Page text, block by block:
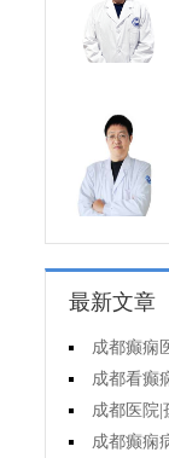
最新文章
成都癫痫
痫的医院有
成都看癫
度公布」孩
祟!
成都医院|
选择治疗小
成都癫痫